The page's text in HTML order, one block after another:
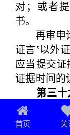
对；或者
书。
再审申请
证言”以外
应当提交
证据时间的
第三
据”不符合
定要求的
首页